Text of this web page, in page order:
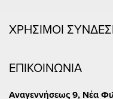
ΧΡΗΣΙΜΟΙ
ΕΠΙΚΟΙΝΩΝΙΑ
Αναγεννήσεως 9, Νέα